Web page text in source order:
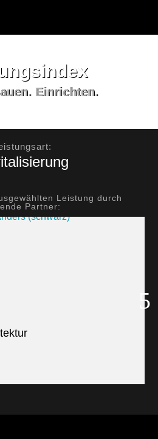
Einrichten.
Leistung durch
Partner: